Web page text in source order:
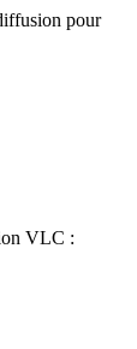
pour
VLC :